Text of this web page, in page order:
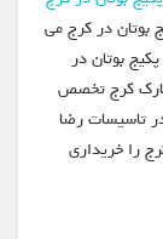
بوتان در کرج می
بوتان در
کرج تخصص
تاسیسات رضا
را خریداری